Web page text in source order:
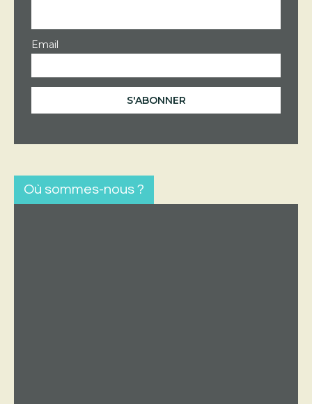
Email
Où sommes-nous ?